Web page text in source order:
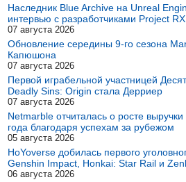
Наследник Blue Archive на Unreal
интервью с разработчиками Project RX
07 августа 2026
Обновление середины 9-го сезона
Капюшона
07 августа 2026
Первой играбельной участницей
Deadly Sins: Origin стала Дерриер
07 августа 2026
Netmarble отчиталась о росте
года благодаря успехам за рубежом
05 августа 2026
HoYoverse добилась первого
Genshin Impact, Honkai: Star Rail и
06 августа 2026